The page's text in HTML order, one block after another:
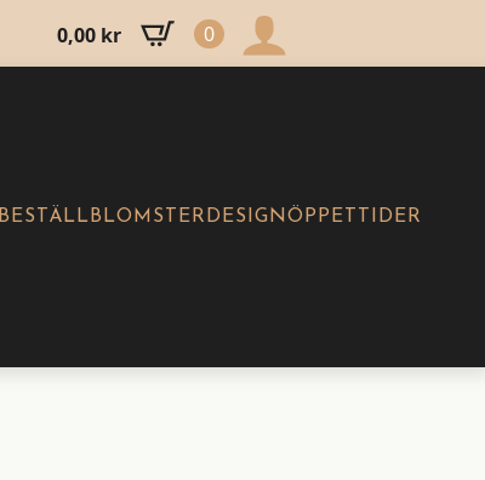
0,00 kr 0
BESTÄLL BLOMSTERDESIGNÖPPETTIDER